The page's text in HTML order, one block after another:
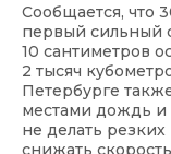
Сообщается, что
первый сильный
10 сантиметров
2 тысяч
Петербурге
местами дождь и
не делать
снижать